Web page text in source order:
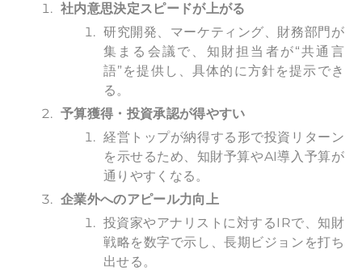
社内意思決定スピードが上がる
研究開発、マーケティング、財務部門が
集まる会議で、知財担当者が“共通言
語”を提供し、具体的に方針を提示でき
る。
予算獲得・投資承認が得やすい
経営トップが納得する形で投資リターン
を示せるため、知財予算やAI導入予算が
通りやすくなる。
企業外へのアピール力向上
投資家やアナリストに対するIRで、知財
戦略を数字で示し、長期ビジョンを打ち
出せる。